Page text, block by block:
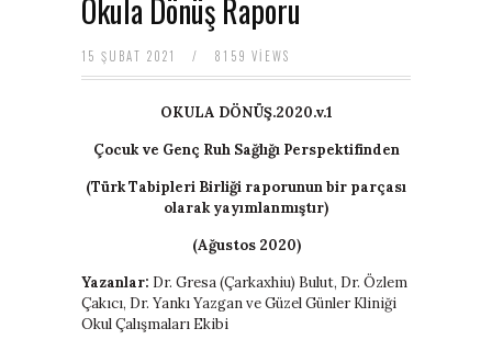
Okula Dönüş Raporu
15 ŞUBAT 2021 / 8159 VIEWS
OKULA DÖNÜŞ.2020.v.1
Çocuk ve Genç Ruh Sağlığı Perspektifinden
(Türk Tabipleri Birliği raporunun bir parçası
olarak yayımlanmıştır)
(Ağustos 2020)
Yazanlar: Dr. Gresa (Çarkaxhiu) Bulut, Dr. Özlem
Çakıcı, Dr. Yankı Yazgan ve Güzel Günler Kliniği
Okul Çalışmaları Ekibi